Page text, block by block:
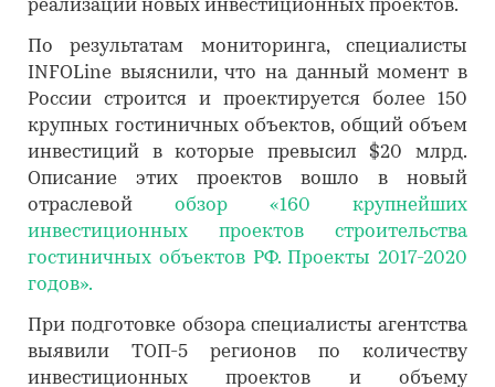
реализации новых инвестиционных проектов.
По результатам мониторинга, специалисты
INFOLine выяснили, что на данный момент в
России строится и проектируется более 150
крупных гостиничных объектов, общий объем
инвестиций в которые превысил $20 млрд.
Описание этих проектов вошло в новый
отраслевой обзор «160 крупнейших
инвестиционных проектов строительства
гостиничных объектов РФ. Проекты 2017-2020
годов».
При подготовке обзора специалисты агентства
выявили ТОП-5 регионов по количеству
инвестиционных проектов и объему